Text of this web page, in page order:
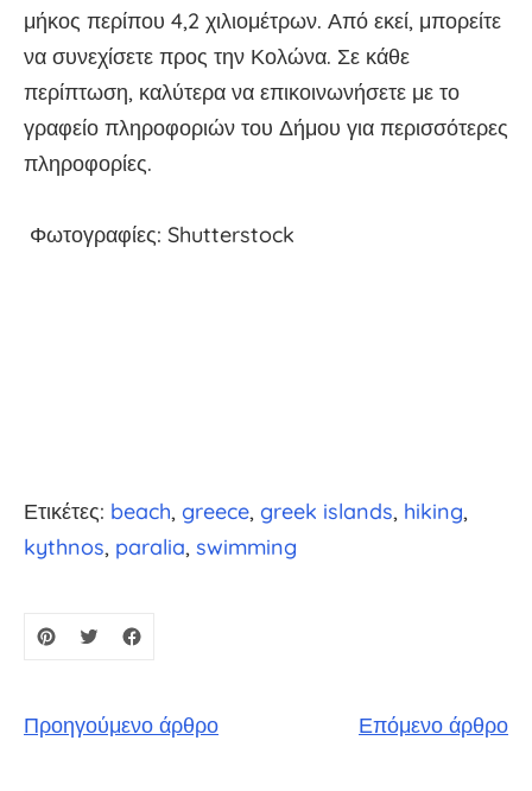
μήκος περίπου 4,2 χιλιομέτρων. Από εκεί, μπορείτε
να συνεχίσετε προς την Κολώνα. Σε κάθε
περίπτωση, καλύτερα να επικοινωνήσετε με το
γραφείο πληροφοριών του Δήμου για περισσότερες
πληροφορίες.
Φωτογραφίες: Shutterstock
Ετικέτες: beach greece greek islands hiking
kythnos paralia swimming
Προηγούμενο άρθρο Επόμενο άρθρο